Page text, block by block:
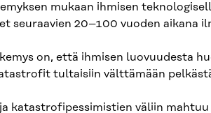
mukaan ihmisen
seuraavien 20–100 vuoden aikana
on, että ihmisen luovuudesta
tultaisiin välttämään
katastrofipessimistien väliin